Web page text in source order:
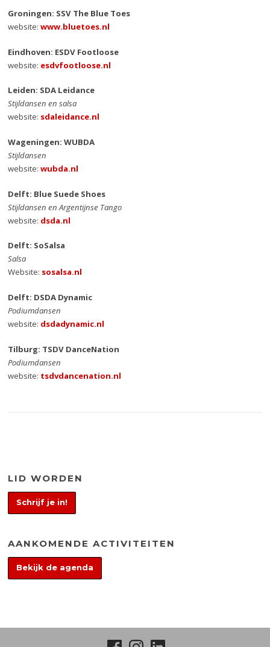
Groningen: SSV The Blue Toes
website:www.bluetoes.nl
Eindhoven: ESDV Footloose
website: esdvfootloose.nl
Leiden: SDA Leidance
Stijldansen en salsa
website: sdaleidance.nl
Wageningen: WUBDA
Stijldansen
website:wubda.nl
Delft: Blue Suede Shoes
Stijldansen en Argentijnse Tango
website: dsda.nl
Delft: SoSalsa
Salsa
Website: sosalsa.nl
Delft: DSDA Dynamic
Podiumdansen
website: dsdadynamic.nl
Tilburg: TSDV DanceNation
Podiumdansen
website: tsdvdancenation.nl
LID WORDEN
Schrijf je in!
AANKOMENDE ACTIVITEITEN
Bekijk de agenda